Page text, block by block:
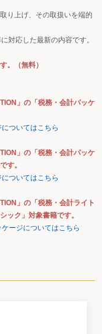
り上げ、その取扱いを端的
対応した最新の内容です。
。（無料）
」の「税務・会計パッケ
ついてはこちら
」の「税務・会計パッケ
す。
ついてはこちら
」の「税務・会計ライト
ク」対象書籍です。
ージについてはこちら